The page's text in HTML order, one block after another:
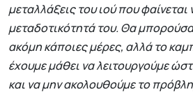
μεταλλάξεις του ιού που φαίνεται
μεταδοτικότητά του. Θα
ακόμη κάποιες μέρες, αλλά το
έχουμε μάθει να λειτουργούμε
και να μην ακολουθούμε το